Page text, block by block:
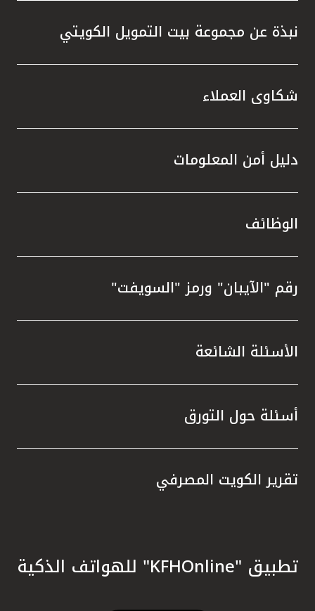
نبذة عن مجموعة بيت التمويل الكويتي
شكاوى العملاء
دليل أمن المعلومات
الوظائف
رقم "الآيبان" ورمز "السويفت"
الأسئلة الشائعة
أسئلة حول التورق
تقرير الكويت المصرفي
تطبيق "KFHOnline" للهواتف الذكية